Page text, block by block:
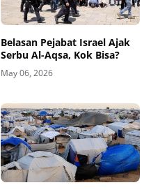
Belasan Pejabat Israel Ajak
Serbu Al-Aqsa, Kok Bisa?
May 06, 2026